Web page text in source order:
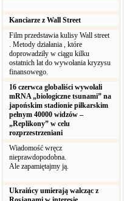
Kanciarze z Wall Street
Film przedstawia kulisy Wall street
. Metody działania , które
doprowadziły w ciągu kilku
ostatnich lat do wywołania kryzysu
finansowego.
16 czerwca globaliści wywołali
mRNA „biologiczne tsunami” na
japońskim stadionie piłkarskim
pełnym 40000 widzów –
„Replikony” w celu
rozprzestrzeniani
Wiadomość wręcz
nieprawdopodobna.
Ale zapamiętajmy ją.
Ukraińcy umierają walcząc z